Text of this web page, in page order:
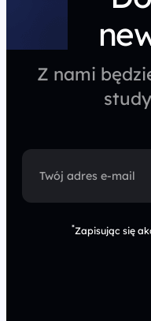
Z nami
Twój adres e-mail
*Zapisując się